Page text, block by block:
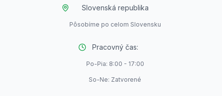
Slovenská republika
Pôsobíme po celom Slovensku
Pracovný čas:
Po-Pia: 8:00 - 17:00
So-Ne: Zatvorené